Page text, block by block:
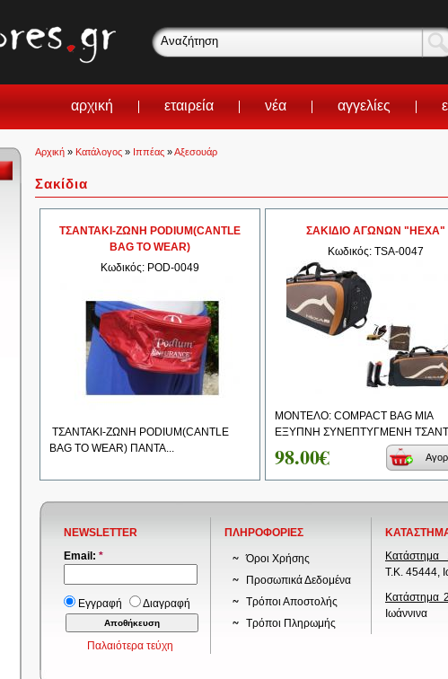
αρχική εταιρεία νέα αγγελίες
Αρχική » Κατάλογος » Ιππέας »Αξεσουάρ
Σακίδια
ΤΣΑΝΤΑΚΙ-ΖΩΝΗ PODIUM(CANTLE
BAG TO WEAR)
Κωδικός: POD-0049
ΤΣΑΝΤΑΚΙ-ΖΩΝΗ PODIUM(CANTLE
BAG TO WEAR) ΠΑΝΤΑ...
ΣΑΚΙΔΙΟ ΑΓΩΝΩΝ "HEXA"
Κωδικός: TSA-0047
ΜΟΝΤΕΛΟ: COMPACT BAG ΜΙΑ
ΕΞΥΠΝΗ ΣΥΝΕΠΤΥΓΜΕΝΗ
98.00€
NEWSLETTER
Email: *
Εγγραφή Διαγραφή
Παλαιότερα τεύχη
ΠΛΗΡΟΦΟΡΙΕΣ
Όροι Χρήσης
Προσωπικά Δεδομένα
Τρόποι Αποστολής
Τρόποι Πληρωμής
Κατάστημα
Τ.Κ. 45444,
Κατάστημα
Ιωάννινα